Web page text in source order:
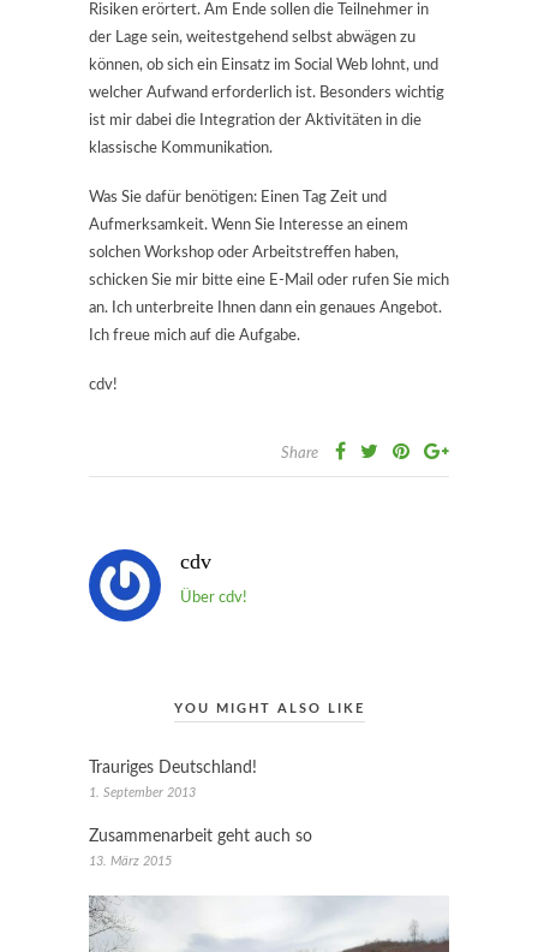
Risiken erörtert. Am Ende sollen die Teilnehmer in
der Lage sein, weitestgehend selbst abwägen zu
können, ob sich ein Einsatz im Social Web lohnt, und
welcher Aufwand erforderlich ist. Besonders wichtig
ist mir dabei die Integration der Aktivitäten in die
klassische Kommunikation.
Was Sie dafür benötigen: Einen Tag Zeit und
Aufmerksamkeit. Wenn Sie Interesse an einem
solchen Workshop oder Arbeitstreffen haben,
schicken Sie mir bitte eine E-Mail oder rufen Sie mich
an. Ich unterbreite Ihnen dann ein genaues Angebot.
Ich freue mich auf die Aufgabe.
cdv!
Share
cdv
Über cdv!
YOU MIGHT ALSO LIKE
Trauriges Deutschland!
1. September 2013
Zusammenarbeit geht auch so
13. März 2015